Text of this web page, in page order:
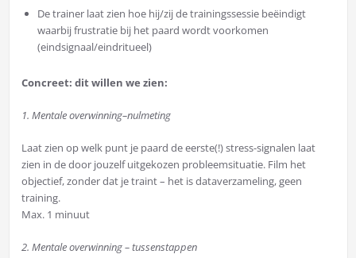
De trainer laat zien hoe hij/zij de trainingssessie beëindigt
waarbij frustratie bij het paard wordt voorkomen
(eindsignaal/eindritueel)
Concreet: dit willen we zien:
1. Mentale overwinning–nulmeting
Laat zien op welk punt je paard de eerste(!) stress-signalen laat
zien in de door jouzelf uitgekozen probleemsituatie. Film het
objectief, zonder dat je traint – het is dataverzameling, geen
training.
Max. 1 minuut
2. Mentale overwinning – tussenstappen